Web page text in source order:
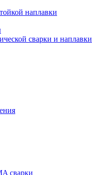
наплавки
сварки и наплавки
сварки